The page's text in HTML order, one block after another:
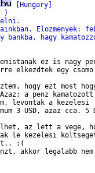
[Hungary]
)
Elozmenyek:
bankba, hagy
ez is nagy
elkezdtek egy
hogy ezt most
a penz
levontak a kezelesi
3 USD, azaz cca. 5
az lett a vege,
le kezelesi
:(
akkor legalabb